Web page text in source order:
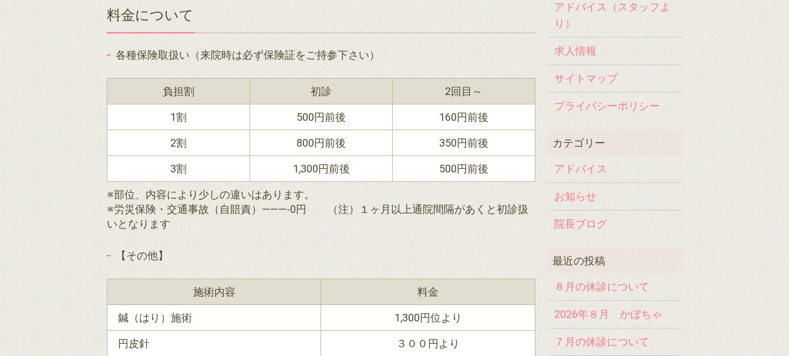
料金について
各種保険取扱い（来院時は必ず保険証をご持参下さい）
負担割 初診 2回目～
1割 500円前後 160円前後
2割 800円前後 350円前後
3割 1,300円前後 500円前後
※部位、内容により少しの違いはあります。
※労災保険・交通事故（自賠責）———-0円 （注）１ヶ月以上通院間隔があくと初診扱
いとなります
【その他】
施術内容 料金
鍼（はり）施術 1,300円位より
円皮針 ３００円より
アドバイス（スタッフよ
り）
求人情報
サイトマップ
プライバシーポリシー
アドバイス
お知らせ
院長ブログ
８月の休診について
2026年８月 かぼちゃ
７月の休診について